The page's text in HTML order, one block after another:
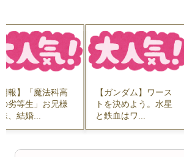
報】「魔法科高
劣等生」お兄様
、結婚...
【ガンダム】ワース
トを決めよう。水星
と鉄血はワ...